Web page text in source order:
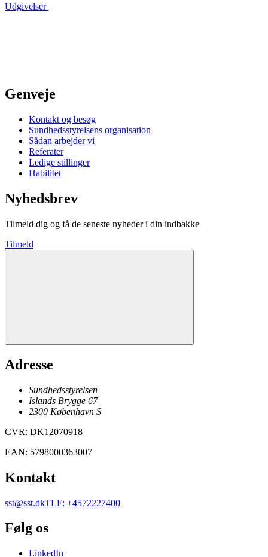
Udgivelser
Genveje
Kontakt og besøg
Sundhedsstyrelsens organisation
Sådan arbejder vi
Referater
Ledige stillinger
Habilitet
Nyhedsbrev
Tilmeld dig og få de seneste nyheder i din indbakke
Tilmeld
Adresse
Sundhedsstyrelsen
Islands Brygge 67
2300 København S
CVR: DK12070918
EAN: 5798000363007
Kontakt
sst@sst.dkTLF: +4572227400
Følg os
LinkedIn